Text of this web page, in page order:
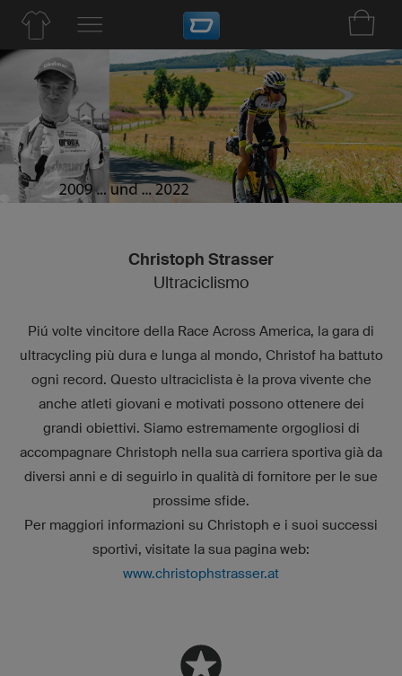
Christoph Strasser
Ultraciclismo
Piú volte vincitore della Race Across America, la gara di
ultracycling più dura e lunga al mondo, Christof ha battuto
ogni record. Questo ultraciclista è la prova vivente che
anche atleti giovani e motivati possono ottenere dei
grandi obiettivi. Siamo estremamente orgogliosi di
accompagnare Christoph nella sua carriera sportiva già da
diversi anni e di seguirlo in qualità di fornitore per le sue
prossime sfide.
Per maggiori informazioni su Christoph e i suoi successi
sportivi, visitate la sua pagina web:
www.christophstrasser.at